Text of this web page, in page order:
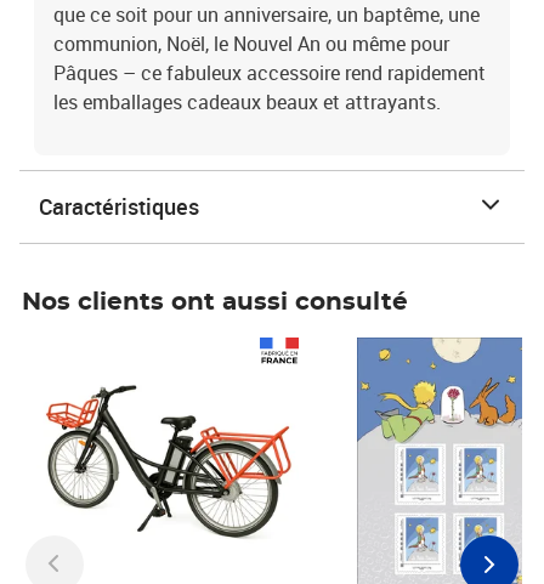
que ce soit pour un anniversaire, un baptême, une
communion, Noël, le Nouvel An ou même pour
Pâques – ce fabuleux accessoire rend rapidement
les emballages cadeaux beaux et attrayants.
Caractéristiques
Nos clients ont aussi consulté
Prix 7,50€